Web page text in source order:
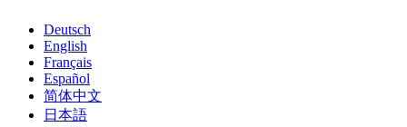
Deutsch
English
Français
Español
简体中文
日本語